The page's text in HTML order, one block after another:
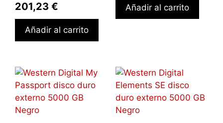
201,23 €
Añadir al carrito
Añadir al carrito